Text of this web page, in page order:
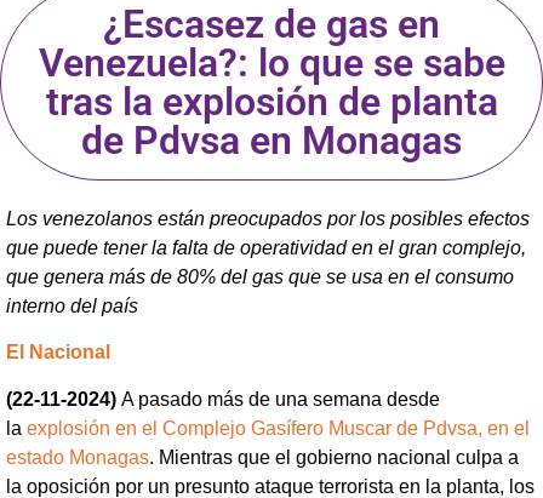
¿Escasez de gas en
Venezuela?: lo que se sabe
tras la explosión de planta
de Pdvsa en Monagas
Los venezolanos están preocupados por los posibles efectos
que puede tener la falta de operatividad en el gran complejo,
que genera más de 80% del gas que se usa en el consumo
interno del país
El Nacional
(22-11-2024) A pasado más de una semana desde
la explosión en el Complejo Gasífero Muscar de Pdvsa, en el
estado Monagas. Mientras que el gobierno nacional culpa a
la oposición por un presunto ataque terrorista en la planta, los